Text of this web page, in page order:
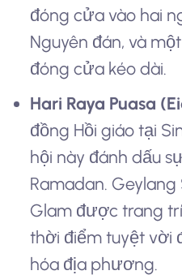
đóng cửa vào hai
Nguyên đán, và
đóng cửa kéo dài.
Hari Raya Puasa
đồng Hồi giáo tại
hội này đánh dấu
Ramadan.
Glam được trang
thời điểm tuyệt vời
hóa địa phương.